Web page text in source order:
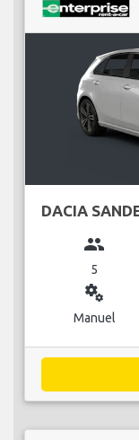
DACIA
group
5
miscellaneous_services
Manuel